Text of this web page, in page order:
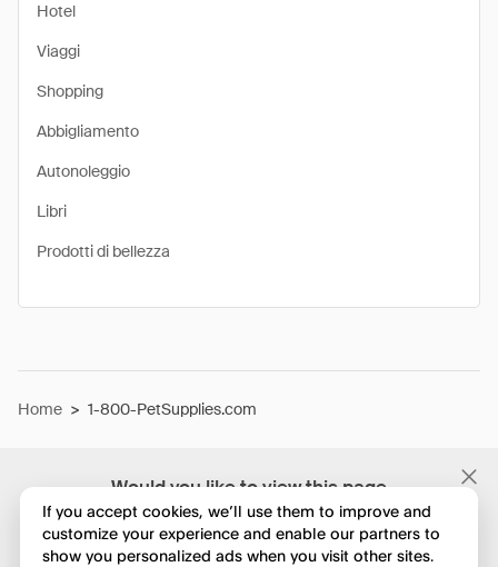
Would you like to view this page
in English?
Hotel
Viaggi
Shopping
Abbigliamento
Autonoleggio
Libri
Prodotti di bellezza
Home > 1-800-PetSupplies.com
If you accept cookies, we’ll use them to improve and
customize your experience and enable our partners to
show you personalized ads when you visit other sites.